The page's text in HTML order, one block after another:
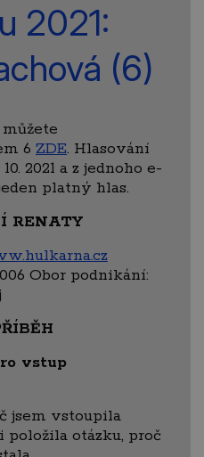
2021:
(6)
6 ZDE. Hlasování
2021 a z jednoho e-
platný hlas.
RENATY
Obor podnikání:
vstup
jsem vstoupila
položila otázku, proč